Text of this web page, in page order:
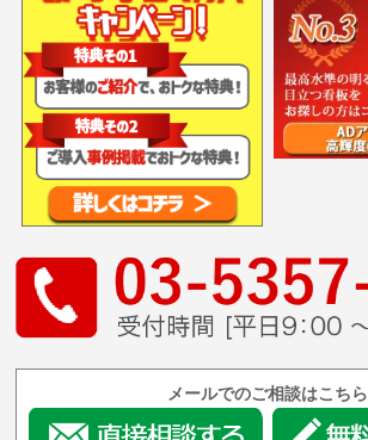
メールでのご相談はこちら